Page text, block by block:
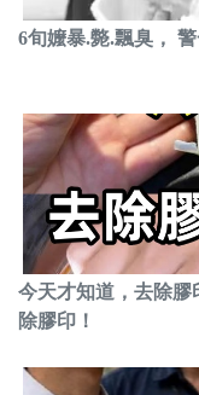
6旬嬤暴.斃.飄臭，
今天才知道，去除膠
除膠印！